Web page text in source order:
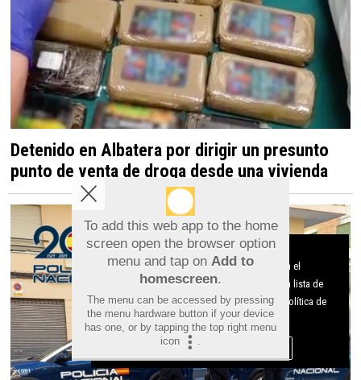
Detenido en Albatera por dirigir un presunto
punto de venta de droga desde una vivienda
To add this web app to the home
screen open the browser option
menu and tap on Add to
homescreen.
The menu can be accessed by pressing
the menu hardware button if your device
has one, or by tapping the top right menu
icon
.
Aviso sobre el Uso de cookies:
Utilizamos cookies nuestras y de terceros para el
funcionamiento del digital. Puedes consultar la lista de
cookies y como desconectarlas. Ver nuestra Política de
Privacidad y Cookies
Aceptar Cookies